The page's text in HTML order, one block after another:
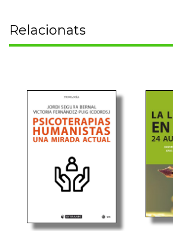
Relacionats